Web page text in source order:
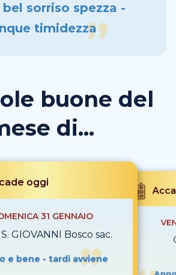
bel sorriso spezza -
timidezza
buone del
di...
oggi
31 GENNAIO
S. GIOVANNI Bosco sac.
e bene - tardi avviene